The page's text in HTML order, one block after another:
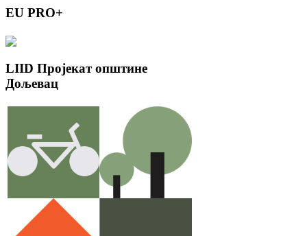
EU PRO+
LIID Пројекат општине
Дољевац